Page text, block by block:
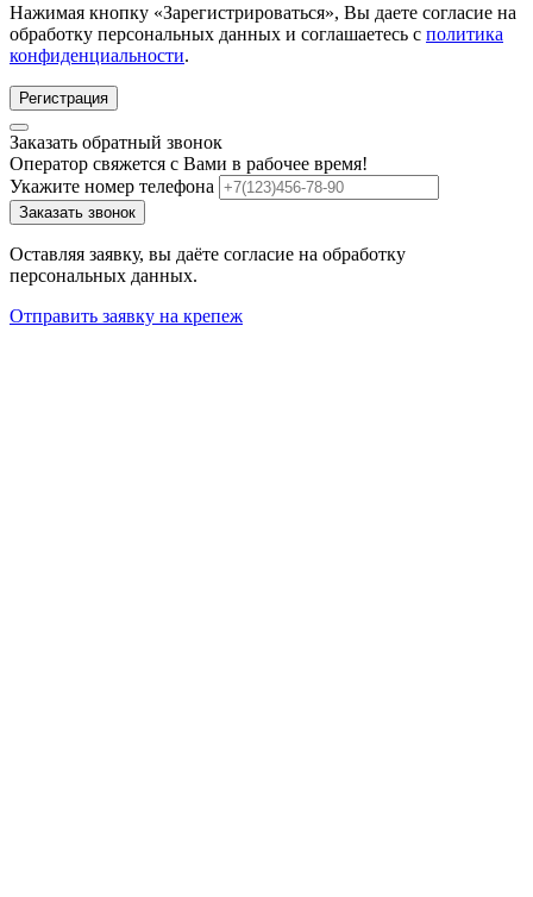
Нажимая кнопку «Зарегистрироваться», Вы даете согласие на
обработку персональных данных и соглашаетесь с политика
конфиденциальности.
Регистрация
Заказать обратный звонок
Оператор свяжется с Вами в рабочее время!
Укажите номер телефона
Заказать звонок
Оставляя заявку, вы даёте согласие на обработку
персональных данных.
Отправить заявку на крепеж